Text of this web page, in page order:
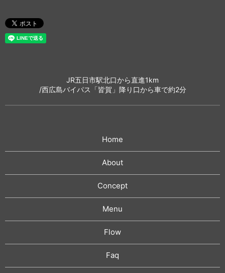
JR五日市駅北口から直進1km
/西広島バイパス「皆賀」降り口から車で約2分
Home
About
Concept
Menu
Flow
Faq